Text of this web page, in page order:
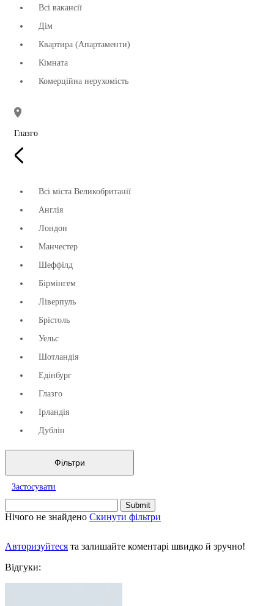
Всі вакансії
Дім
Квартира (Апартаменти)
Кімната
Комерційна нерухомість
Глазго
Всі міста Великобританії
Англія
Лондон
Манчестер
Шеффілд
Бірмінгем
Ліверпуль
Брістоль
Уельс
Шотландія
Едінбург
Глазго
Ірландія
Дублін
Фільтри
Застосувати
Нічого не знайдено Скинути фільтри
Авторизуйтеся та залишайте коментарі швидко й зручно!
Відгуки: